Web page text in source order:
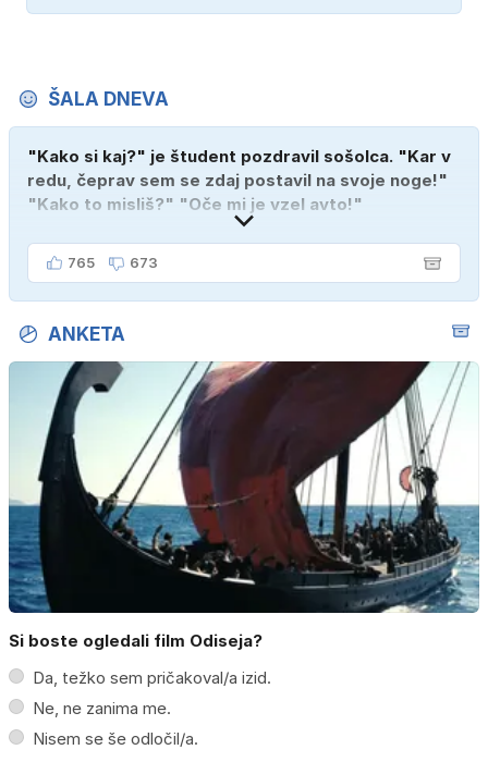
ŠALA DNEVA
"Kako si kaj?" je študent pozdravil sošolca. "Kar v
redu, čeprav sem se zdaj postavil na svoje noge!"
"Kako to misliš?" "Oče mi je vzel avto!"
765 673
ANKETA
Si boste ogledali film Odiseja?
Da, težko sem pričakoval/a izid.
Ne, ne zanima me.
Nisem se še odločil/a.